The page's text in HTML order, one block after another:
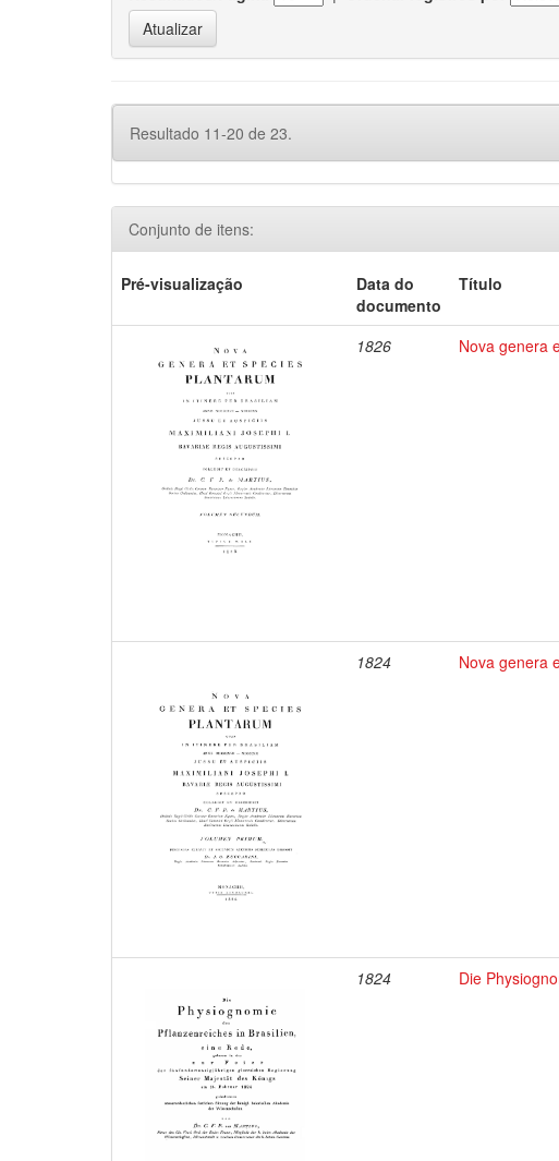
Resultado 11-20 de 23.
Conjunto de itens:
Pré-visualização
Data do
documento
Título
1826 Nova genera
1824 Nova genera
1824 Die